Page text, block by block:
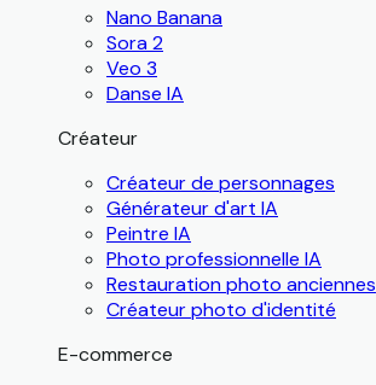
Nano Banana
Sora 2
Veo 3
Danse IA
Créateur
Créateur de personnages
Générateur d'art IA
Peintre IA
Photo professionnelle IA
Restauration photo anciennes
Créateur photo d'identité
E-commerce